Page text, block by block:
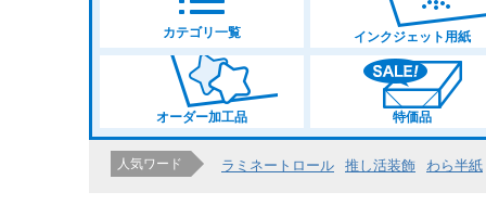
カテゴリ一覧 インクジェット用紙
オーダー加工品 特価品
人気ワード ラミネートロール 推し活装飾 わら半紙